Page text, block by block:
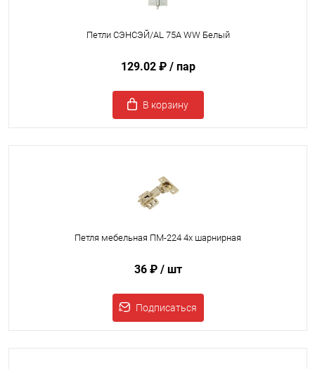
Петли СЭНСЭЙ/AL 75A WW Белый
129.02 ₽ / пар
В корзину
Петля мебельная ПМ-224 4х шарнирная
36 ₽ / шт
Подписаться